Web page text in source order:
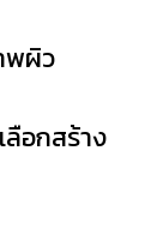
พผิว
อกสร้าง